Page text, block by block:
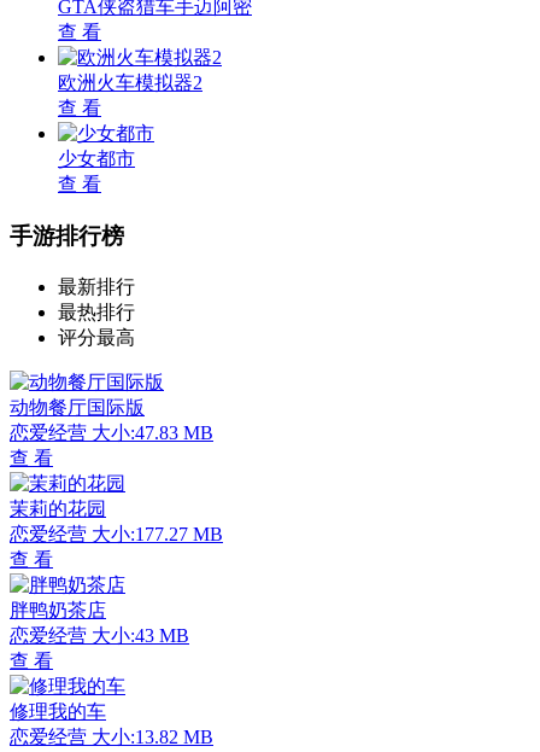
GTA侠盗猎车手迈阿密
查 看
欧洲火车模拟器2
查 看
少女都市
查 看
手游排行榜
最新排行
最热排行
评分最高
动物餐厅国际版
恋爱经营 大小:47.83 MB
查 看
茉莉的花园
恋爱经营 大小:177.27 MB
查 看
胖鸭奶茶店
恋爱经营 大小:43 MB
查 看
修理我的车
恋爱经营 大小:13.82 MB